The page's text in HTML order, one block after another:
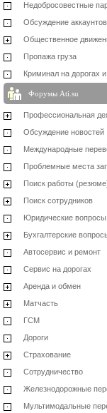
Недобросовестные
Обсуждение
Общественное
Пропажа груза
Криминал на дорогах и
Форумы Ati.su
Профессиональная
Обсуждение новостей
Международные
Проблемные места
Поиск работы
Поиск сотрудников
Юридические вопросы
Бухгалтерские
Автосервис и ремонт
Сервис на дорогах
Аренда и обмен
Матчасть
ГСМ
Дороги
Страхование
Сотрудничество
Железнодорожные
Мультимодальные